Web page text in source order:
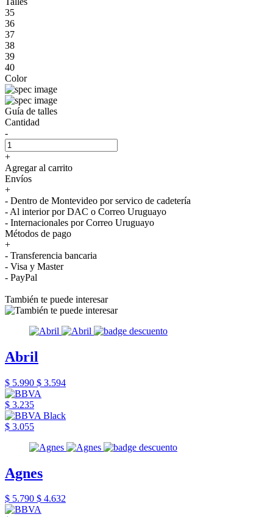
35
36
37
38
39
40
Color
Guía de talles
Cantidad
-
+
Agregar al carrito
Envíos
+
- Dentro de Montevideo por servico de cadetería
- Al interior por DAC o Correo Uruguayo
- Internacionales por Correo Uruguayo
Métodos de pago
+
- Transferencia bancaria
- Visa y Master
- PayPal
También te puede interesar
Abril
$ 5.990 $ 3.594
$ 3.235
$ 3.055
Agnes
$ 5.790 $ 4.632